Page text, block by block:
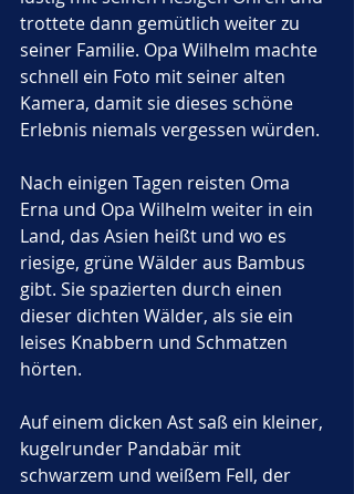
trottete dann gemütlich weiter zu
seiner Familie. Opa Wilhelm machte
schnell ein Foto mit seiner alten
Kamera, damit sie dieses schöne
Erlebnis niemals vergessen würden.
Nach einigen Tagen reisten Oma
Erna und Opa Wilhelm weiter in ein
Land, das Asien heißt und wo es
riesige, grüne Wälder aus Bambus
gibt. Sie spazierten durch einen
dieser dichten Wälder, als sie ein
leises Knabbern und Schmatzen
hörten.
Auf einem dicken Ast saß ein kleiner,
kugelrunder Pandabär mit
schwarzem und weißem Fell, der